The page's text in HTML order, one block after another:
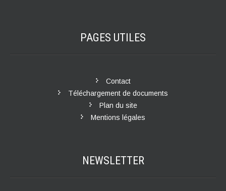
PAGES UTILES
Contact
Téléchargement de documents
Plan du site
Mentions légales
NEWSLETTER